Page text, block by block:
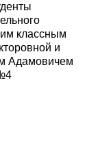
классным
и
Адамовичем